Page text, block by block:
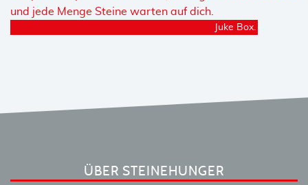
Juke Box.
ÜBER STEINEHUNGER